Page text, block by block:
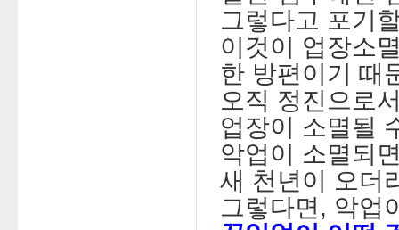
그렇다고 포기
이것이 업장소
한 방편이기 때
오직 정진으로
업장이 소멸될
악업이 소멸되
새 천년이 오더
그렇다면, 악업